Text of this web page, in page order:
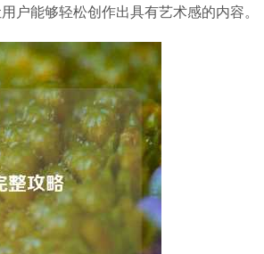
户能够轻松创作出具有艺术感的内容。